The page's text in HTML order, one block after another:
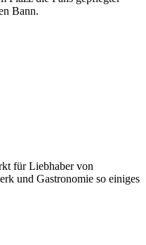
Bann.
für Liebhaber von
und Gastronomie so einiges